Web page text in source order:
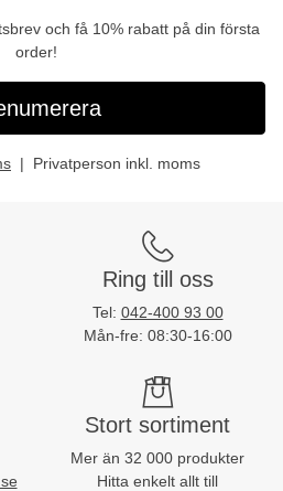
och få 10% rabatt på din första
order!
Privatperson inkl. moms
Ring till oss
Tel: 042-400 93 00
Mån-fre: 08:30-16:00
Stort sortiment
Mer än 32 000 produkter
Hitta enkelt allt till